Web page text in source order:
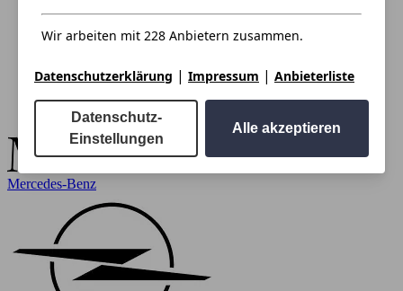
Mercedes-Benz
Wir arbeiten mit 228 Anbietern zusammen.
Datenschutzerklärung | Impressum | Anbieterliste
Datenschutz-
Einstellungen
Alle akzeptieren